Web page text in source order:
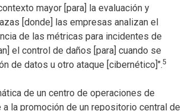
mayor [para] la evaluación y
[donde] las empresas analizan el
de las métricas para incidentes de
el control de daños [para] cuando se
de datos u otro ataque [cibernético]".5
de un centro de operaciones de
a la promoción de un repositorio central de